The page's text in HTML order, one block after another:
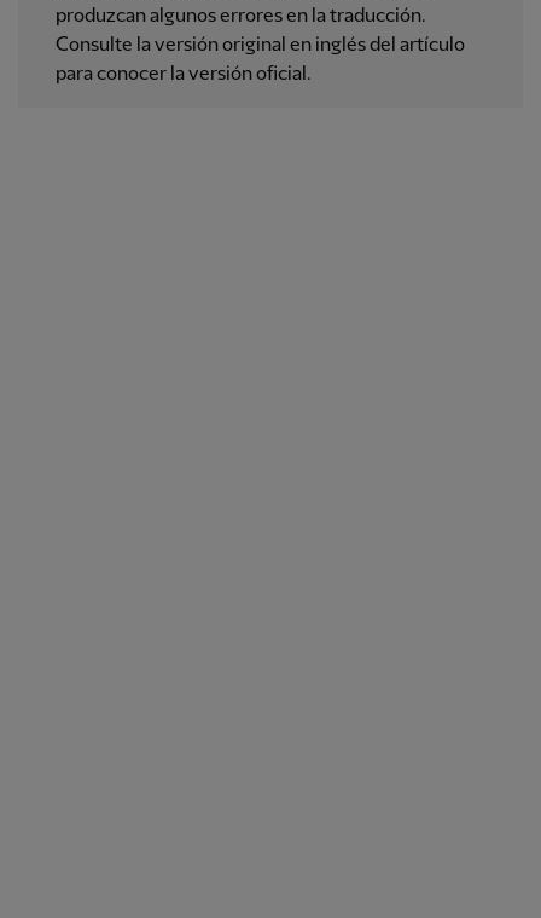
produzcan algunos errores en la traducción.
Consulte la versión original en inglés del artículo
para conocer la versión oficial.